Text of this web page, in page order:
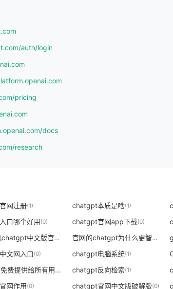
auth/login
pricing
docs
research
网注册(1) chatgpt本质是啥(1)
口哪个好用(0) chatgpt官网app下载(0)
苹果手机chatgpt中文版官网 官网的chatgpt为什么更智能
文网入口(0) chatgpt电脑系统(1)
gpt4o将免费提供给所有用户 chatgpt反向检索(1)
网作用(0) chatgpt官网中文版破解版(0)